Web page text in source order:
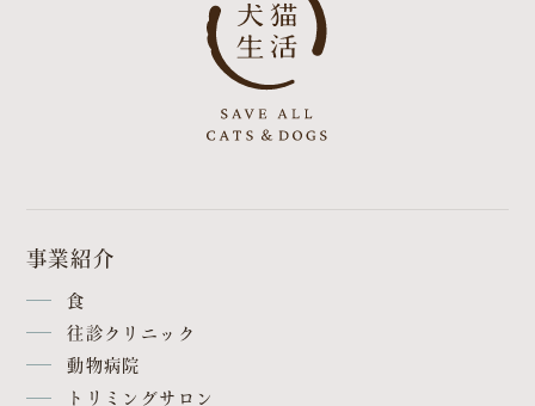
事業紹介
食
往診クリニック
動物病院
トリミングサロン